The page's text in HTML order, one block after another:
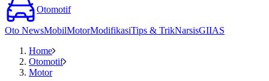
Otomotif
Oto NewsMobilMotorModifikasiTips & TrikNarsisGIIAS
Home
Otomotif
Motor